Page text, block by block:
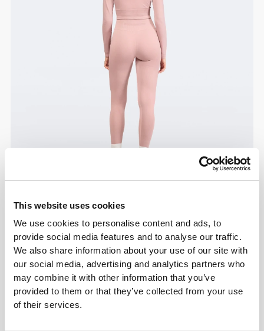
This website uses cookies
We use cookies to personalise content and ads, to
provide social media features and to analyse our traffic.
We also share information about your use of our site with
our social media, advertising and analytics partners who
may combine it with other information that you’ve
provided to them or that they’ve collected from your use
of their services.